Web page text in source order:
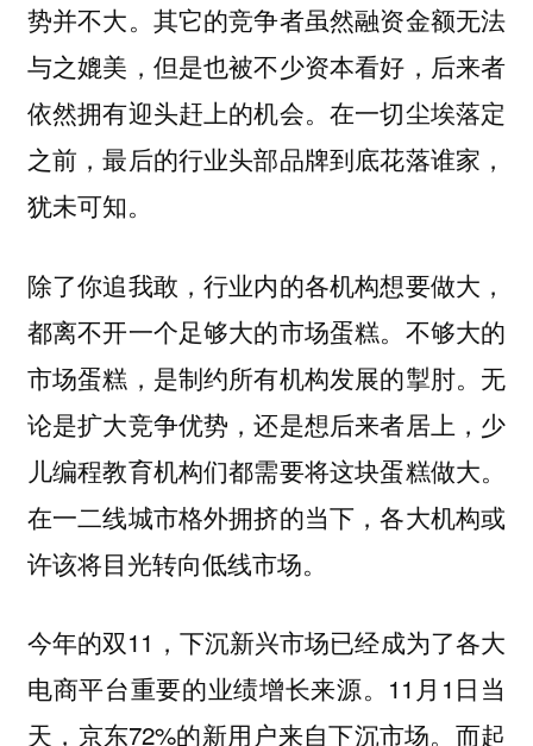
势并不大。其它的竞争者虽然融资金额无法
与之媲美，但是也被不少资本看好，后来者
依然拥有迎头赶上的机会。在一切尘埃落定
之前，最后的行业头部品牌到底花落谁家，
犹未可知。
除了你追我敢，行业内的各机构想要做大，
都离不开一个足够大的市场蛋糕。不够大的
市场蛋糕，是制约所有机构发展的掣肘。无
论是扩大竞争优势，还是想后来者居上，少
儿编程教育机构们都需要将这块蛋糕做大。
在一二线城市格外拥挤的当下，各大机构或
许该将目光转向低线市场。
今年的双11，下沉新兴市场已经成为了各大
电商平台重要的业绩增长来源。11月1日当
天，京东72%的新用户来自下沉市场。而起